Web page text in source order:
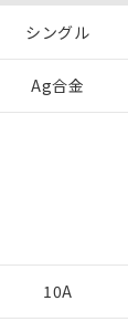
シングル
Ag合金
10A